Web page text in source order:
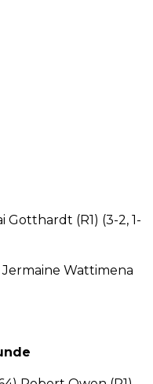
Gotthardt (R1) (3-2, 1-
Jermaine Wattimena